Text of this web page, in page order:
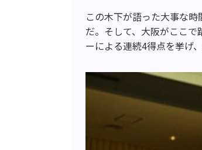
この木下が語った大事な
だ。そして、大阪がここ
ーによる連続4得点を挙げ